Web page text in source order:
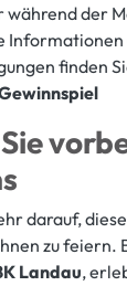
während der
Informationen
finden
darauf,
zu feiern.
Landau,